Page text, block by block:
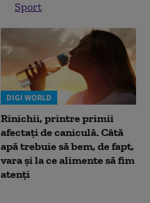
Sport
DIGI WORLD
Rinichii, printre primii
afectați de caniculă. Câtă
apă trebuie să bem, de fapt,
vara și la ce alimente să fim
atenți